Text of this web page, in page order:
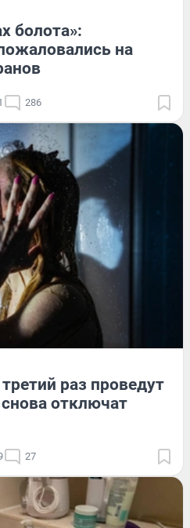
болота»:
на
286
раз проведут
отключат
27